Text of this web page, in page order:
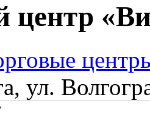
центр
ул.